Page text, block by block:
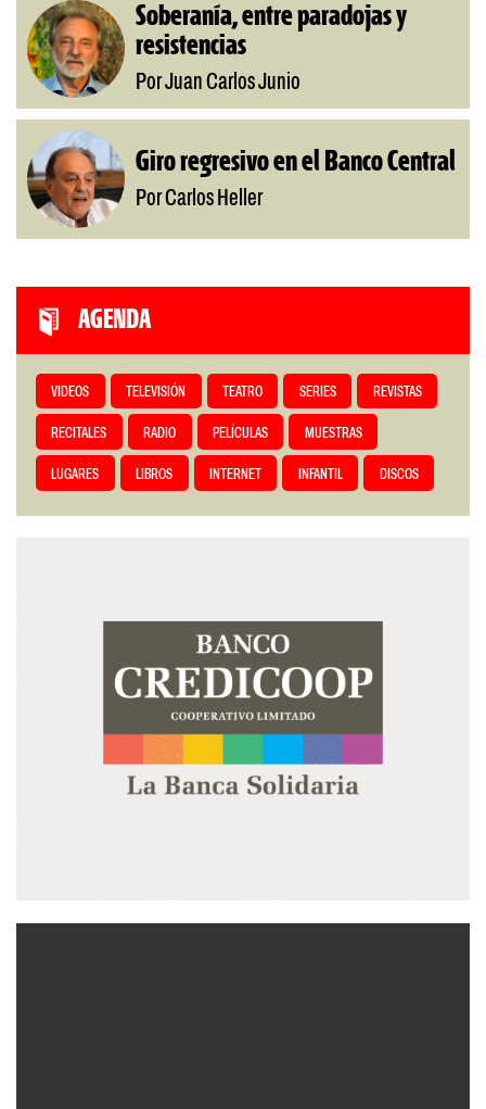
Soberanía, entre paradojas y
resistencias
Por Juan Carlos Junio
Giro regresivo en el Banco Central
Por Carlos Heller
AGENDA
VIDEOS TELEVISIÓN TEATRO SERIES REVISTAS
RECITALES RADIO PELÍCULAS MUESTRAS
LUGARES LIBROS INTERNET INFANTIL DISCOS